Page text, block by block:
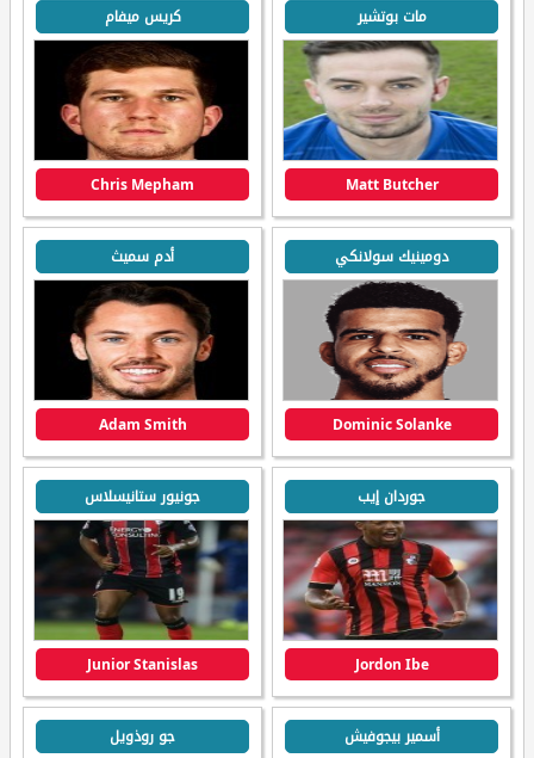
مات بوتشير
Matt Butcher
كريس ميفام
Chris Mepham
دومينيك سولانكي
Dominic Solanke
أدم سميث
Adam Smith
جوردان إيب
Jordon Ibe
جونيور ستانيسلاس
Junior Stanislas
أسمير بيجوفيش جو روذويل